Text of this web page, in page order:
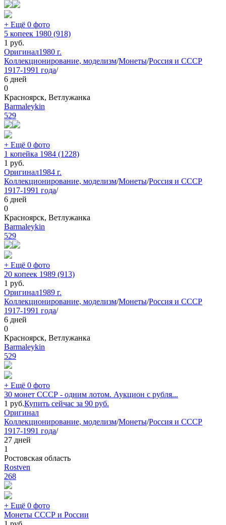
+ Ещё 0 фото
5 копеек 1980 (918)
1 руб.
Оригинал1980 г.
Коллекционирование, моделизм/Монеты/Россия и СССР
1917-1991 года/
6 дней
0
Красноярск, Ветлужанка
Barmaleykin
529
+ Ещё 0 фото
1 копейка 1984 (1228)
1 руб.
Оригинал1984 г.
Коллекционирование, моделизм/Монеты/Россия и СССР
1917-1991 года/
6 дней
0
Красноярск, Ветлужанка
Barmaleykin
529
+ Ещё 0 фото
20 копеек 1989 (913)
1 руб.
Оригинал1989 г.
Коллекционирование, моделизм/Монеты/Россия и СССР
1917-1991 года/
6 дней
0
Красноярск, Ветлужанка
Barmaleykin
529
+ Ещё 0 фото
30 монет СССР - одним лотом. Аукцион с рубля...
1 руб.Купить сейчас за 90 руб.
Оригинал
Коллекционирование, моделизм/Монеты/Россия и СССР
1917-1991 года/
27 дней
1
Ростовская область
Rostven
268
+ Ещё 0 фото
Монеты СССР и России